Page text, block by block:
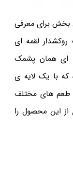
بخش برای معرفی
لقمه ای
ای همان پشمک
که با یک لایه ی
طعم های مختلف
این محصول را